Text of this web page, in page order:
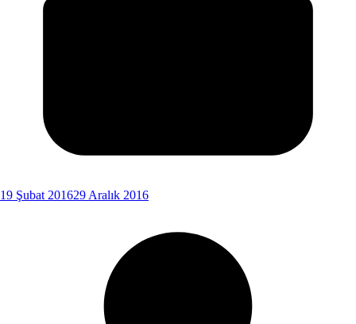
19 Şubat 201629 Aralık 2016